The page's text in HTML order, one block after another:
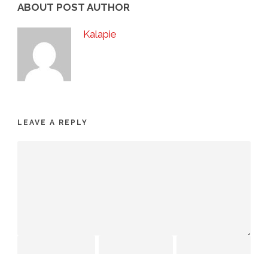
ABOUT POST AUTHOR
Kalapie
LEAVE A REPLY